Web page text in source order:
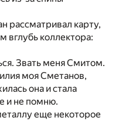
рассматривал карту,
вглубь коллектора:
Звать меня Смитом.
моя Сметанов,
она и стала
и не помню.
еще некоторое